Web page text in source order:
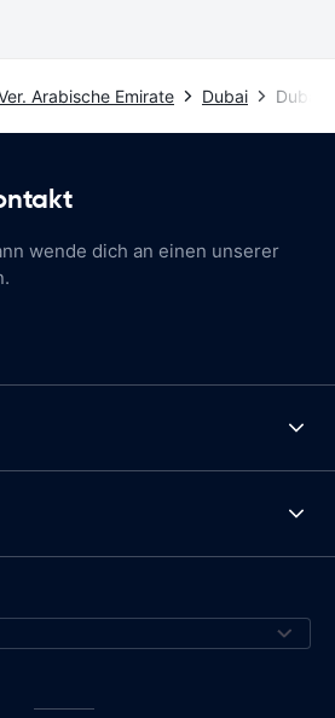
Arabische Emirate Dubai Dubai
wende dich an einen unserer